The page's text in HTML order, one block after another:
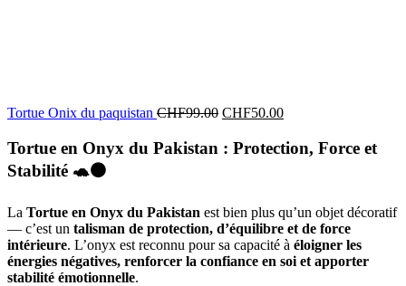
Tortue Onix du paquistan CHF99.00 CHF50.00
Tortue en Onyx du Pakistan : Protection, Force et
Stabilité 🐢⚫
La Tortue en Onyx du Pakistan est bien plus qu’un objet décoratif
— c’est un talisman de protection, d’équilibre et de force
intérieure. L’onyx est reconnu pour sa capacité à éloigner les
énergies négatives, renforcer la confiance en soi et apporter
stabilité émotionnelle.